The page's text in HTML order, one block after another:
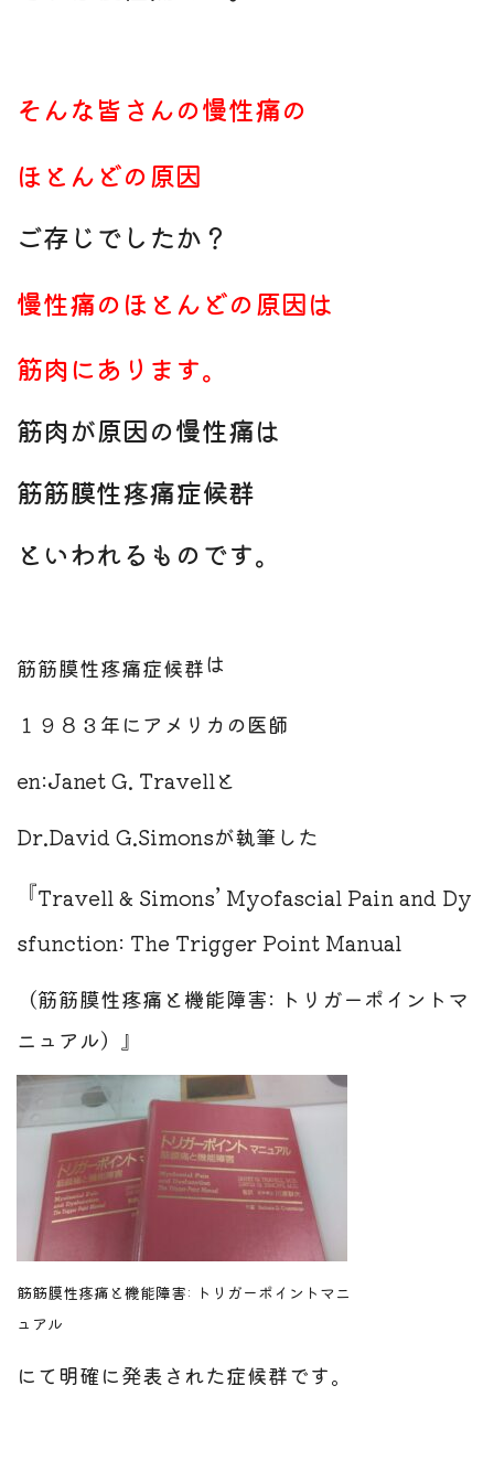
そんな皆さんの慢性痛の
ほとんどの原因
ご存じでしたか？
慢性痛のほとんどの原因は
筋肉にあります。
筋肉が原因の慢性痛は
筋筋膜性疼痛症候群
といわれるものです。
筋筋膜性疼痛症候群は
１９８３年にアメリカの医師
en:Janet G. Travellと
Dr.David G.Simonsが執筆した
『Travell & Simons’ Myofascial Pain and Dy
sfunction: The Trigger Point Manual
（筋筋膜性疼痛と機能障害: トリガーポイントマ
ニュアル）』
筋筋膜性疼痛と機能障害: トリガーポイントマニ
ュアル
にて明確に発表された症候群です。